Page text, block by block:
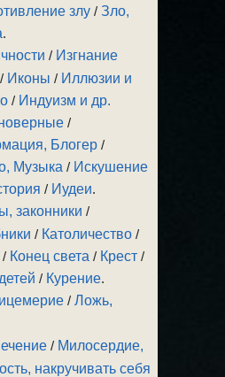
злу /Зло,
.
/ Изгнание
/ Иконы / Иллюзии и
/ Индуизм и др.
/
Блогер /
Музыка / Искушение
/ Иудеи.
законники /
/ Католичество /
/ Конец света / Крест /
/ Курение.
/Ложь,
/ Милосердие,
накручивать себя